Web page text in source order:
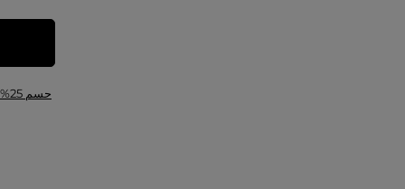
حسم 25%